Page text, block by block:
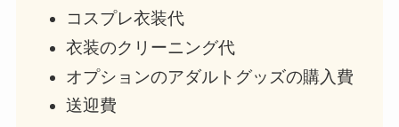
コスプレ衣装代
衣装のクリーニング代
オプションのアダルトグッズの購入費
送迎費